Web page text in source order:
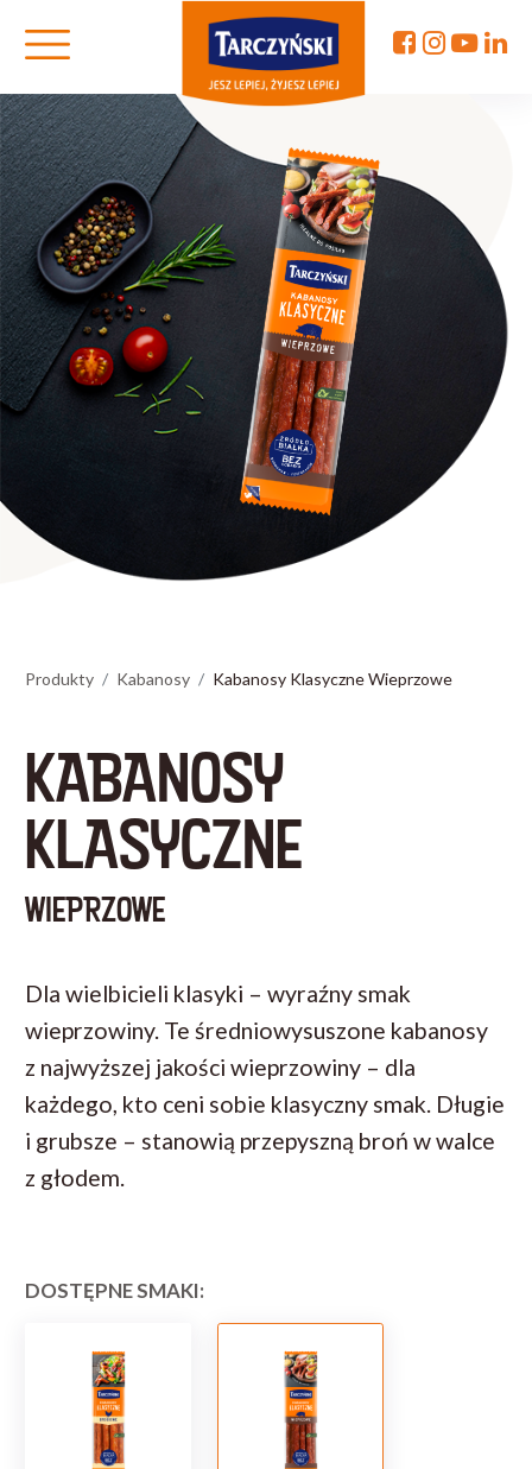
Produkty Kabanosy Kabanosy Klasyczne Wieprzowe
KABANOSY
KLASYCZNE
WIEPRZOWE
Dla wielbicieli klasyki – wyraźny smak
wieprzowiny. Te średniowysuszone kabanosy
z najwyższej jakości wieprzowiny – dla
każdego, kto ceni sobie klasyczny smak. Długie
i grubsze – stanowią przepyszną broń w walce
z głodem.
DOSTĘPNE SMAKI: